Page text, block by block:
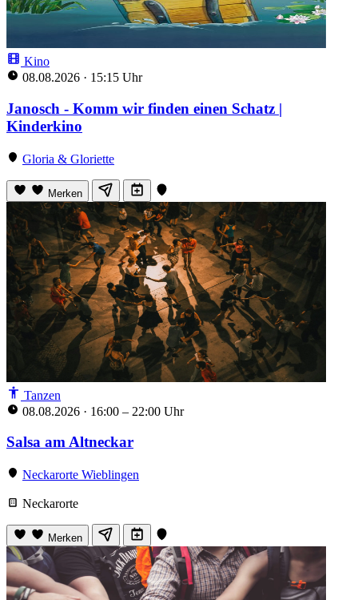
Kino
08.08.2026 · 15:15 Uhr
Janosch - Komm wir finden einen Schatz |
Kinderkino
Gloria & Gloriette
Merken
Tanzen
08.08.2026 · 16:00 – 22:00 Uhr
Salsa am Altneckar
Neckarorte Wieblingen
Neckarorte
Merken